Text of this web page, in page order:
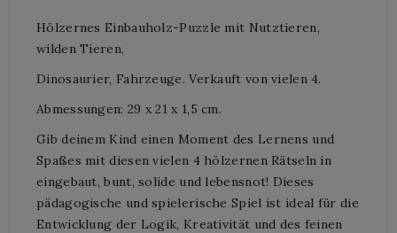
Hölzernes Einbauholz-Puzzle mit Nutztieren,
wilden Tieren,
Dinosaurier, Fahrzeuge. Verkauft von vielen 4.
Abmessungen: 29 x 21 x 1,5 cm.
Gib deinem Kind einen Moment des Lernens und
Spaßes mit diesen vielen 4 hölzernen Rätseln in
eingebaut, bunt, solide und lebensnot! Dieses
pädagogische und spielerische Spiel ist ideal für die
Entwicklung der Logik, Kreativität und des feinen